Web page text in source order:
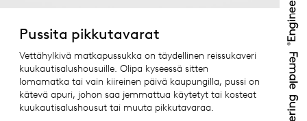
Pussita pikkutavarat
Vettähylkivä matkapussukka on täydellinen reissukaveri
kuukautisalushousuille. Olipa kyseessä sitten
lomamatka tai vain kiireinen päivä kaupungilla, pussi on
kätevä apuri, johon saa jemmattua käytetyt tai kosteat
kuukautisalushousut tai muuta pikkutavaraa.